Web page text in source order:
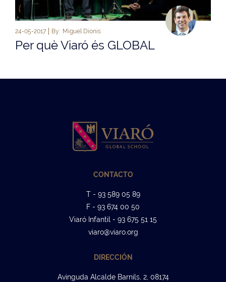
24-05-2017 By: Miguel Dionis
Per què Viaró és GLOBAL
CONTACTO
T - 93 589 05 89
F - 93 674 00 50
Viaró Infantil - 93 675 51 15
viaro@viaro.org
DIRECCIÓN
Avinguda Alcalde Barnils, 2, 08174